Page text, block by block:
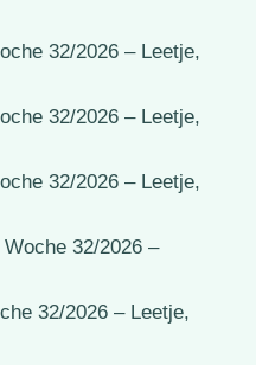
32/2026 – Leetje,
32/2026 – Leetje,
32/2026 – Leetje,
32/2026 –
32/2026 – Leetje,